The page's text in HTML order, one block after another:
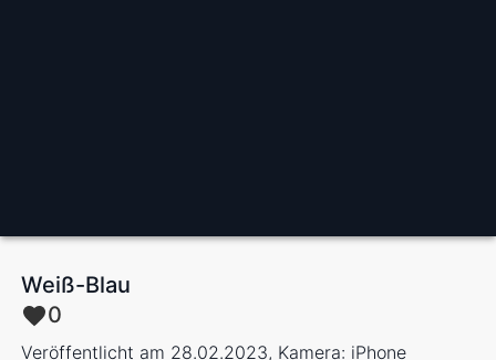
Weiß-Blau
0
Veröffentlicht am 28.02.2023, Kamera: iPhone